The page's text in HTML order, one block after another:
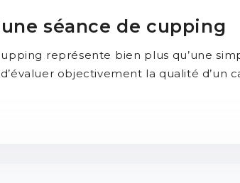
séance de cupping
représente bien plus qu’une
objectivement la qualité d’un